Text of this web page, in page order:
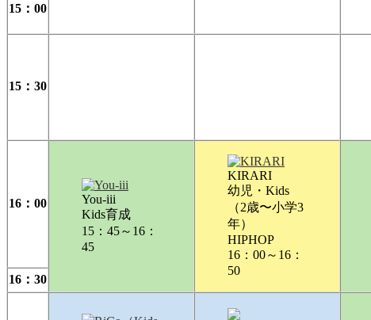
15：00
15：30
16：00
You-iii
Kids育成
15：45～16：
45
KIRARI
幼児・Kids
（2歳〜小学3
年）
HIPHOP
16：00～16：
50
16：30